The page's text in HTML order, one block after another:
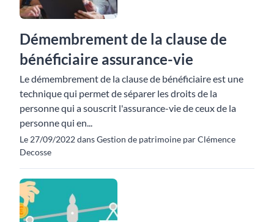
Démembrement de la clause de
bénéficiaire assurance-vie
Le démembrement de la clause de bénéficiaire est une
technique qui permet de séparer les droits de la
personne qui a souscrit l'assurance-vie de ceux de la
personne qui en...
Le 27/09/2022 dans Gestion de patrimoine par Clémence
Decosse